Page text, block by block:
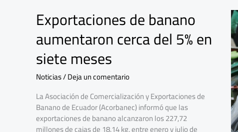
Exportaciones de banano
aumentaron cerca del 5% en
siete meses
Noticias/Deja un comentario
La Asociación de Comercialización y Exportaciones de
Banano de Ecuador (Acorbanec) informó que las
exportaciones de banano alcanzaron los 227,72
millones de cajas de 18,14 kg, entre enero y julio de
Exportaciones
de
banano
aumentaron
cerca
del
5%
en
siete
meses